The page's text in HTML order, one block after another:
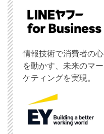
情報技術で消費者の心
を動かす、未来のマー
ケティングを実現。